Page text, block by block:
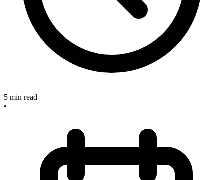
5 min read
•